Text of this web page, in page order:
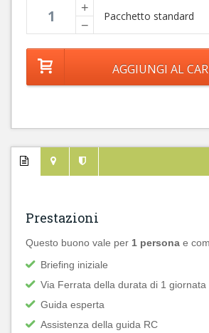
+
−
Prestazioni
Questo buono vale per 1 persona e
Briefing iniziale
Via Ferrata della durata di 1 giornata
Guida esperta
Assistenza della guida RC